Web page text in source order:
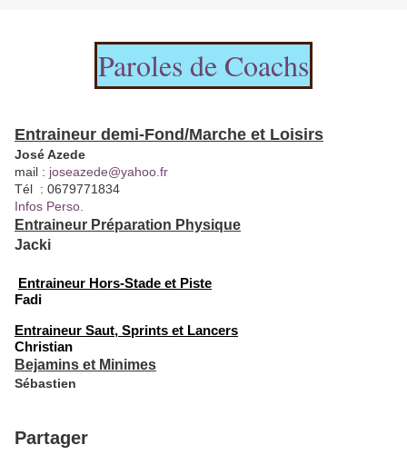
Paroles de Coachs
Entraineur demi-Fond/Marche et Loisirs
José Azede
mail : joseazede@yahoo.fr
Tél : 0679771834
Infos Perso.
Entraineur Préparation Physique
Jacki
Entraineur Hors-Stade et Piste
Fadi
Entraineur Saut, Sprints et Lancers
Christian
Bejamins et Minimes
Sébastien
Partager